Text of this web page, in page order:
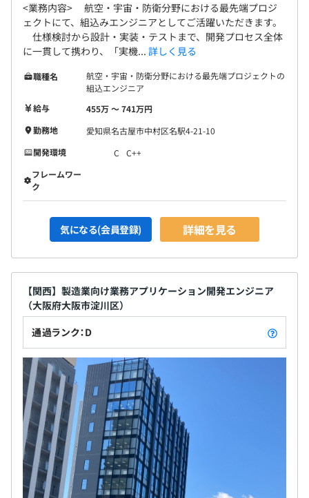
<業務内容> 航空・宇宙・防衛分野における最先端プロジ
ェクトにて、組込みエンジニアとしてご活躍いただきます。
仕様検討から設計・実装・テストまで、開発プロセス全体
に一貫して携わり、「実機... 詳しく見る
職種名
航空・宇宙・防衛分野における最先端プロジェクトの
組込エンジニア
給与
455万 〜 741万円
勤務地
愛知県名古屋市中村区名駅4-21-10
開発環境
C
C++
フレームワー
ク
気になる(会員登録) 詳細を見る
【関西】製造業向け業務アプリケーション開発エンジニア
（大阪府大阪市淀川区）
通過ランク：D